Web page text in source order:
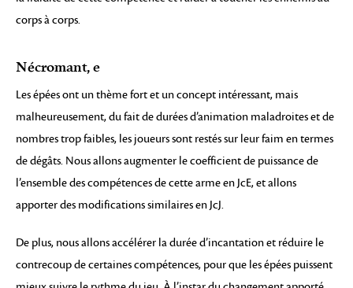
corps à corps.
Nécromant, e
Les épées ont un thème fort et un concept intéressant, mais
malheureusement, du fait de durées d’animation maladroites et de
nombres trop faibles, les joueurs sont restés sur leur faim en termes
de dégâts. Nous allons augmenter le coefficient de puissance de
l’ensemble des compétences de cette arme en JcE, et allons
apporter des modifications similaires en JcJ.
De plus, nous allons accélérer la durée d’incantation et réduire le
contrecoup de certaines compétences, pour que les épées puissent